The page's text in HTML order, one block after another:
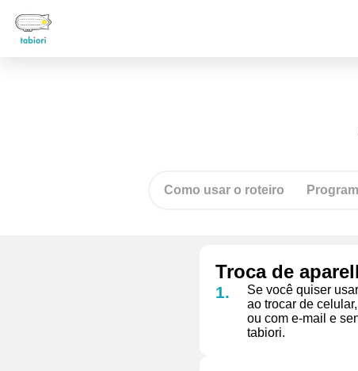
Como usar o roteiro
Troca de
Se você quiser
ao trocar de
ou com e-mail e
tabiori.